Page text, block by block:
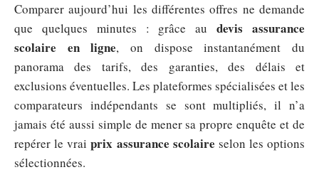
Comparer aujourd’hui les différentes offres ne demande
que quelques minutes : grâce audevis assurance
scolaire en ligne, on dispose instantanément du
panorama des tarifs, des garanties, des délais et
exclusions éventuelles. Les plateformes spécialisées et les
comparateurs indépendants se sont multipliés, il n’a
jamais été aussi simple de mener sa propre enquête et de
repérer le vraiprix assurance scolaire selon les options
sélectionnées.